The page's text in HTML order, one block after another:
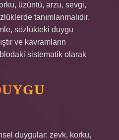
üzüntü, arzu, sevgi,
tanımlanmalıdır.
sözlükteki duygu
ve kavramların
sistematik olarak
duygular: zevk, korku,